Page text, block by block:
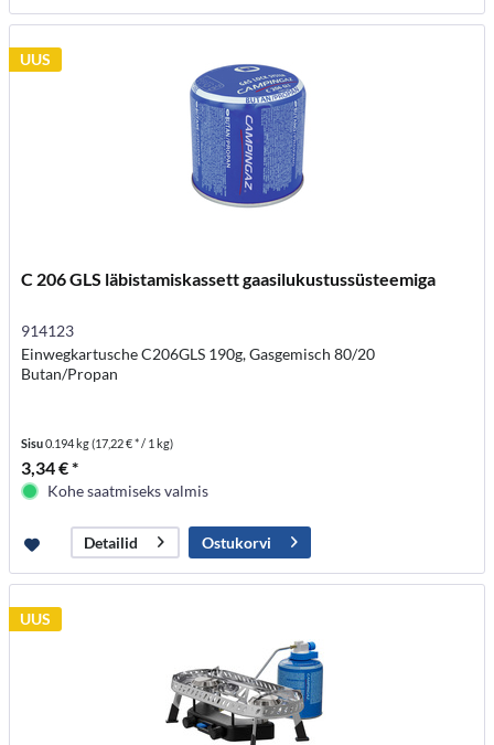
UUS
C 206 GLS läbistamiskassett gaasilukustussüsteemiga
914123
Einwegkartusche C206GLS 190g, Gasgemisch 80/20
Butan/Propan
Sisu0.194 kg(17,22 € * / 1 kg)
3,34 € *
Kohe saatmiseks valmis
Detailid Ostukorvi
UUS